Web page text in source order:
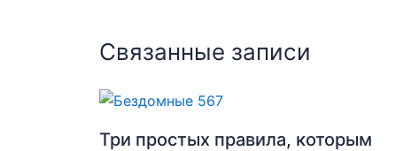
Связанные записи
Три простых правила, которым